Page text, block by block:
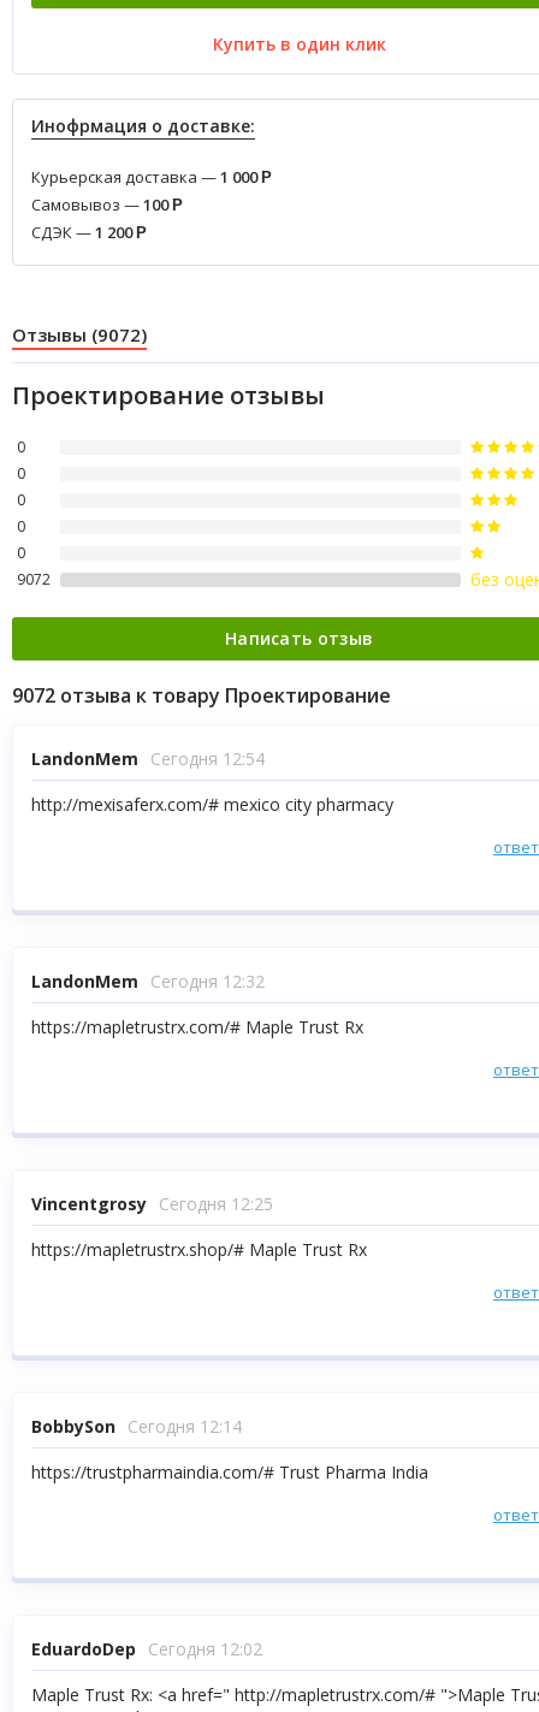
Купить в один клик
Инофрмация о доставке:
Курьерская доставка —1 000 Р
Самовывоз —100 Р
СДЭК —1 200 Р
Отзывы (9072)
Проектирование отзывы
0
0
0
0
0
9072
без
9072 отзыва к товару Проектирование
LandonMem
Сегодня 12:54
http://mexisaferx.com/# mexico city pharmacy
LandonMem
Сегодня 12:32
https://mapletrustrx.com/# Maple Trust Rx
Vincentgrosy Сегодня 12:25
https://mapletrustrx.shop/# Maple Trust Rx
BobbySon Сегодня 12:14
https://trustpharmaindia.com/# Trust Pharma India
EduardoDep
Сегодня 12:02
Maple Trust Rx: <a href=" http://mapletrustrx.com/# ">Maple